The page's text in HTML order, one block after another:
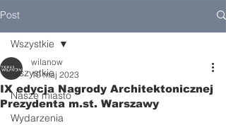
Post
Wszystkie
Nasze miasto
Wydarzenia
Wszystkie
IX edycja Nagrody Architektonicznej
Prezydenta m.st. Warszawy
wilanow
10 maj 2023